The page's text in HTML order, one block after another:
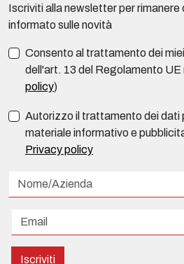
Iscriviti alla newsletter per
informato sulle novità
Consento al trattamento dei
dell'art. 13 del Regolamento UE
policy)
Autorizzo il trattamento dei dati
materiale informativo e
Privacy policy
Iscriviti